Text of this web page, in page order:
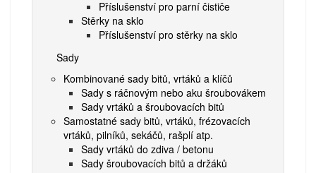
Příslušenství pro parní čističe
Stěrky na sklo
Příslušenství pro stěrky na sklo
Sady
Kombinované sady bitů, vrtáků a klíčů
Sady s ráčnovým nebo aku šroubovákem
Sady vrtáků a šroubovacích bitů
Samostatné sady bitů, vrtáků, frézovacích
vrtáků, pilníků, sekáčů, rašplí atp.
Sady vrtáků do zdiva / betonu
Sady šroubovacích bitů a držáků